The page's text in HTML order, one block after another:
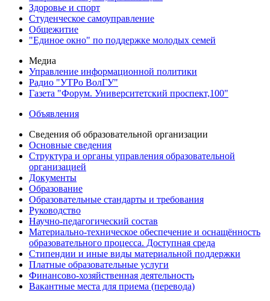
Здоровье и спорт
Студенческое самоуправление
Общежитие
"Единое окно" по поддержке молодых семей
Медиа
Управление информационной политики
Радио "УТРо ВолГУ"
Газета "Форум. Университетский проспект,100"
Объявления
Сведения об образовательной организации
Основные сведения
Структура и органы управления образовательной
организацией
Документы
Образование
Образовательные стандарты и требования
Руководство
Научно-педагогический состав
Материально-техническое обеспечение и оснащённость
образовательного процесса. Доступная среда
Стипендии и иные виды материальной поддержки
Платные образовательные услуги
Финансово-хозяйственная деятельность
Вакантные места для приема (перевода)